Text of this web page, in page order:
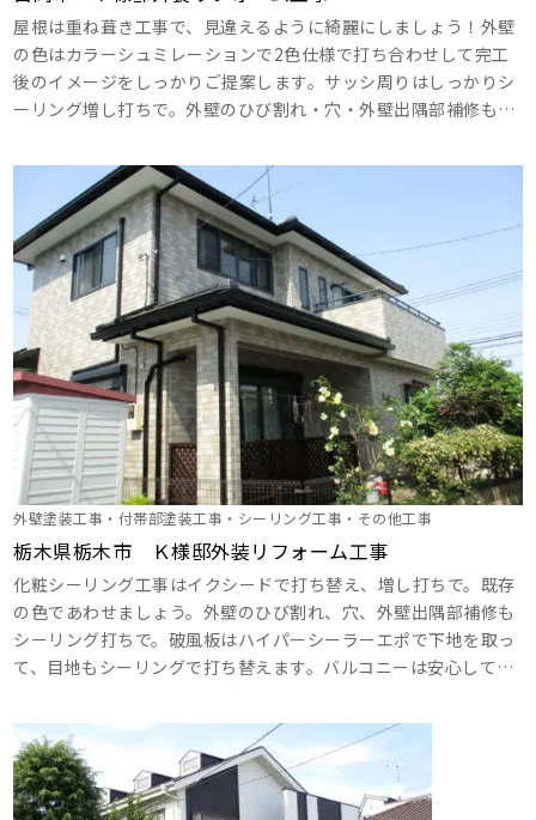
屋根は重ね葺き工事で、見違えるように綺麗にしましょう！外壁
の色はカラーシュミレーションで2色仕様で打ち合わせして完工
後のイメージをしっかりご提案します。サッシ周りはしっかりシ
ーリング増し打ちで。外壁のひび割れ・穴・外壁出隅部補修もシ
ドＺＥＲＯ-1でしっかり塗装しましょう。外塀もあわせて綺麗に
しましょう。 ･･･
外壁塗装工事・付帯部塗装工事・シーリング工事・その他工事
栃木県栃木市 Ｋ様邸外装リフォーム工事
化粧シーリング工事はイクシードで打ち替え、増し打ちで。既存
の色であわせましょう。外壁のひび割れ、穴、外壁出隅部補修も
シーリング打ちで。破風板はハイパーシーラーエポで下地を取っ
て、目地もシーリングで打ち替えます。バルコニーは安心して使
はご希望のクリヤーで輝きを取り戻しましょう！ ･･･